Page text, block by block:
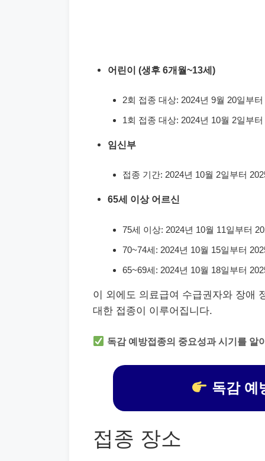
어린이 (생후 6개월~13세)
2회 접종 대상: 2024년 9월 20일부
1회 접종 대상: 2024년 10월 2일부
임신부
접종 기간: 2024년 10월 2일부터
65세 이상 어르신
75세 이상: 2024년 10월 11일부터
70~74세: 2024년 10월 15일부터
65~69세: 2024년 10월 18일부터
이 외에도 의료급여 수급권자와 장애
대한 접종이 이루어집니다.
독감 예방접종의 중요성과 시기를 알
독감 예
접종 장소